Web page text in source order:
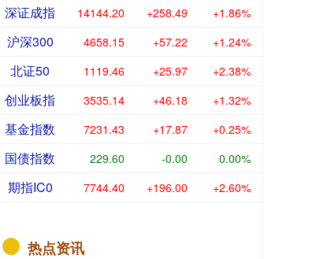
深证成指 14144.20 +258.49 +1.86%
沪深300 4658.15 +57.22 +1.24%
北证50 1119.46 +25.97 +2.38%
创业板指 3535.14 +46.18 +1.32%
基金指数 7231.43 +17.87 +0.25%
国债指数 229.60 -0.00 0.00%
期指IC0 7744.40 +196.00 +2.60%
热点资讯